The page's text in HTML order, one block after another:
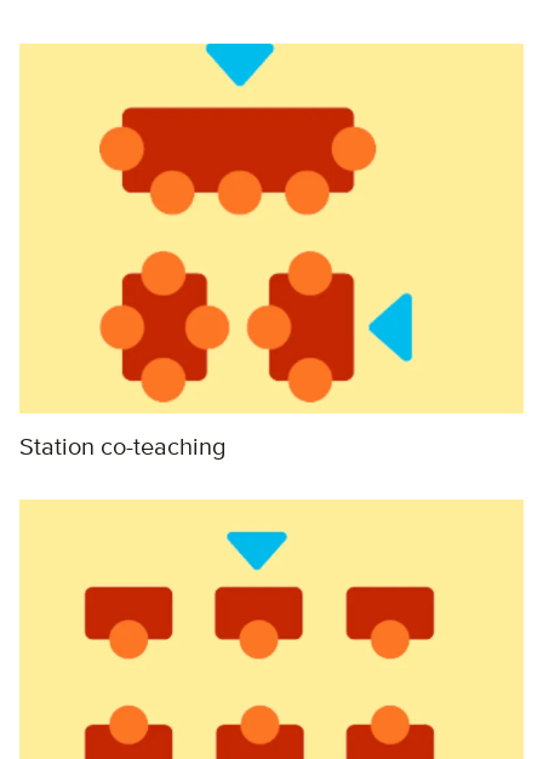
Station co-teaching